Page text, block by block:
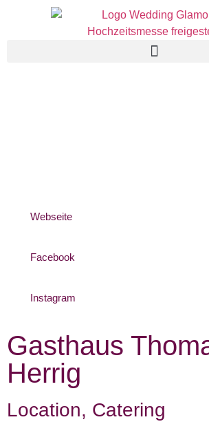
Webseite
Facebook
Instagram
Gasthaus
Herrig
Location, Catering